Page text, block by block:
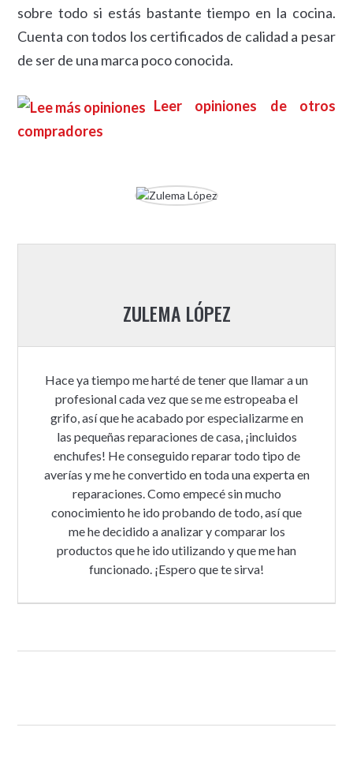
sobre todo si estás bastante tiempo en la cocina.
Cuenta con todos los certificados de calidad a pesar
de ser de una marca poco conocida.
Leer opiniones de otros
compradores
ZULEMA LÓPEZ
Hace ya tiempo me harté de tener que llamar a un
profesional cada vez que se me estropeaba el
grifo, así que he acabado por especializarme en
las pequeñas reparaciones de casa, ¡incluidos
enchufes! He conseguido reparar todo tipo de
averías y me he convertido en toda una experta en
reparaciones. Como empecé sin mucho
conocimiento he ido probando de todo, así que
me he decidido a analizar y comparar los
productos que he ido utilizando y que me han
funcionado. ¡Espero que te sirva!